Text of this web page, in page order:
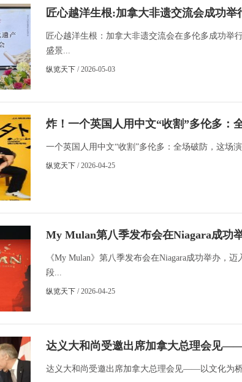
匠心越洋生根:加拿大非遗交流会成功
景
匠心越洋生根：加拿大非遗交流会在多伦多成功举
盛景...
纵览天下 / 2026-05-03
炸！一个英国人用中文“收割”多伦多：
了
一个英国人用中文“收割”多伦多：全场破防，这场
纵览天下 / 2026-04-25
My Mulan第八季发布会在Niagara成功
阶段
《My Mulan》第八季发布会在Niagara成功举办，
段...
纵览天下 / 2026-04-25
达义大和尚受邀出席加拿大总理会见——
融
达义大和尚受邀出席加拿大总理会见——以文化为